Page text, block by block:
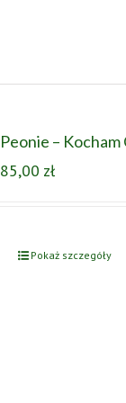
Peonie – Kocham
85,00 zł
Pokaż szczegóły